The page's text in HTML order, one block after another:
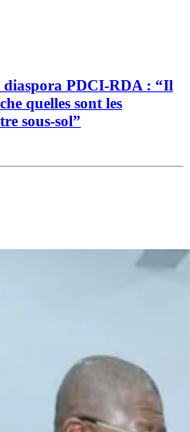
PDCI-RDA : “Il
quelles sont les
sous-sol”